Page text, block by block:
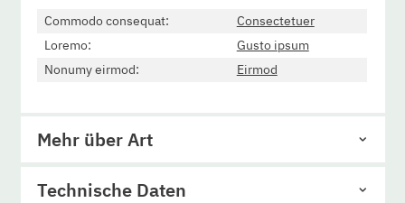
Commodo consequat:
Consectetuer
Loremo:
Gusto ipsum
Nonumy eirmod:
Eirmod
Mehr über Art
Technische Daten